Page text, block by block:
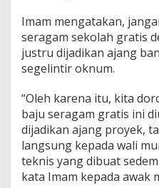
b
a
h
u
l
a
s
i
S
e
Imam mengatakan,
seragam sekolah gratis
justru dijadikan ajang
segelintir oknum.
“Oleh karena itu, kita
baju seragam gratis ini
dijadikan ajang proyek,
langsung kepada wali
teknis yang dibuat
kata Imam kepada awak